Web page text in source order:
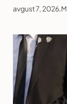
avgust 7, 2026.